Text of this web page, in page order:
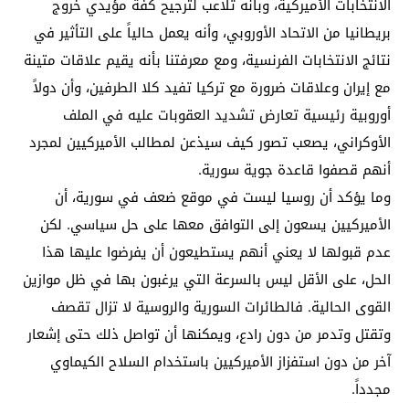
الانتخابات الأميركية، وبأنه تلاعب لترجيح كفة مؤيدي خروج
بريطانيا من الاتحاد الأوروبي، وأنه يعمل حالياً على التأثير في
نتائج الانتخابات الفرنسية، ومع معرفتنا بأنه يقيم علاقات متينة
مع إيران وعلاقات ضرورة مع تركيا تفيد كلا الطرفين، وأن دولاً
أوروبية رئيسية تعارض تشديد العقوبات عليه في الملف
الأوكراني، يصعب تصور كيف سيذعن لمطالب الأميركيين لمجرد
أنهم قصفوا قاعدة جوية سورية.
وما يؤكد أن روسيا ليست في موقع ضعف في سورية، أن
الأميركيين يسعون إلى التوافق معها على حل سياسي. لكن
عدم قبولها لا يعني أنهم يستطيعون أن يفرضوا عليها هذا
الحل، على الأقل ليس بالسرعة التي يرغبون بها في ظل موازين
القوى الحالية. فالطائرات السورية والروسية لا تزال تقصف
وتقتل وتدمر من دون رادع، ويمكنها أن تواصل ذلك حتى إشعار
آخر من دون استفزاز الأميركيين باستخدام السلاح الكيماوي
مجدداً.